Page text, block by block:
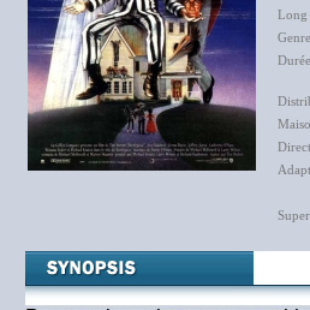
Long
Genre
Durée